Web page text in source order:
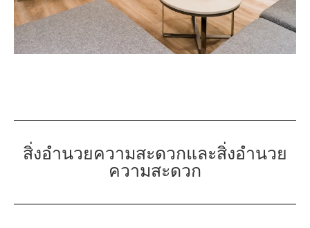
สิ่งอำนวยความสะดวกและสิ่งอำนวย
ความสะดวก